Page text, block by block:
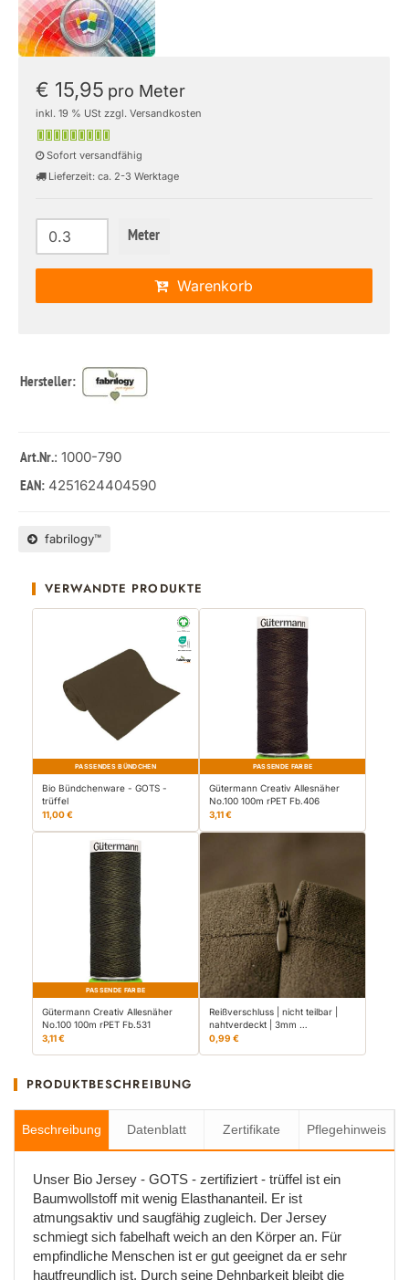
€ 15,95 pro Meter
inkl. 19 % USt zzgl. Versandkosten
Sofort versandfähig
Lieferzeit: ca. 2-3 Werktage
Meter
Warenkorb
Hersteller:
Art.Nr.: 1000-790
EAN: 4251624404590
fabrilogy™
VERWANDTE PRODUKTE
PASSENDES BÜNDCHEN
Bio Bündchenware - GOTS -
trüffel
11,00 €
PASSENDE FARBE
Gütermann Creativ Allesnäher
No.100 100m rPET Fb.406
3,11 €
PASSENDE FARBE
Gütermann Creativ Allesnäher
No.100 100m rPET Fb.531
3,11 €
Reißverschluss | nicht teilbar |
nahtverdeckt | 3mm …
0,99 €
PRODUKTBESCHREIBUNG
Beschreibung Datenblatt Zertifikate Pflegehinweis
Unser Bio Jersey - GOTS - zertifiziert - trüffel ist ein
Baumwollstoff mit wenig Elasthananteil. Er ist
atmungsaktiv und saugfähig zugleich. Der Jersey
schmiegt sich fabelhaft weich an den Körper an. Für
empfindliche Menschen ist er gut geeignet da er sehr
hautfreundlich ist. Durch seine Dehnbarkeit bleibt die